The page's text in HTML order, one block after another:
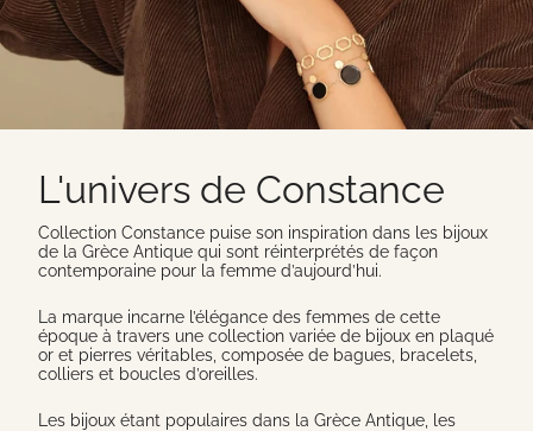
L'univers de Constance
Collection Constance puise son inspiration dans les bijoux
de la Grèce Antique qui sont réinterprétés de façon
contemporaine pour la femme d’aujourd’hui.
La marque incarne l’élégance des femmes de cette
époque à travers une collection variée de bijoux en plaqué
or et pierres véritables, composée de bagues, bracelets,
colliers et boucles d’oreilles.
Les bijoux étant populaires dans la Grèce Antique, les